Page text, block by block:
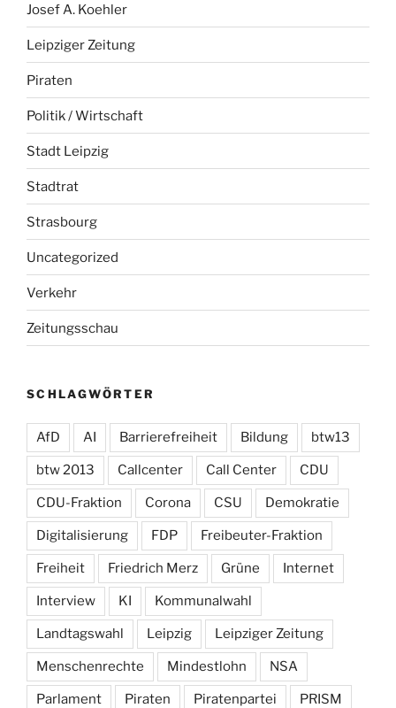
Josef A. Koehler
Leipziger Zeitung
Piraten
Politik / Wirtschaft
Stadt Leipzig
Stadtrat
Strasbourg
Uncategorized
Verkehr
Zeitungsschau
SCHLAGWÖRTER
AfD AI Barrierefreiheit Bildung btw13
btw 2013 Callcenter Call Center CDU
CDU-Fraktion Corona CSU Demokratie
Digitalisierung FDP Freibeuter-Fraktion
Freiheit Friedrich Merz Grüne Internet
Interview KI Kommunalwahl
Landtagswahl Leipzig Leipziger Zeitung
Menschenrechte Mindestlohn NSA
Parlament Piraten Piratenpartei PRISM